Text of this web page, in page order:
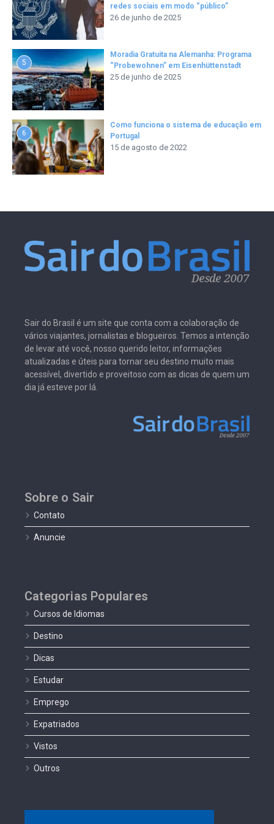
redes sociais em modo “público”
26 de junho de 2025
5
Moradia Gratuita na Alemanha: Programa
“Probewohnen” em Eisenhüttenstadt
25 de junho de 2025
6
Como funciona o sistema de educação em
Portugal
15 de agosto de 2022
Sair do Brasil é um site que conta com a colaboração de
vários viajantes, jornalistas e blogueiros. Temos a intenção
de levar até você, nosso querido leitor, informações
atualizadas e úteis para tornar seu destino muito mais
acessível, divertido e proveitoso com as dicas de quem um
dia já esteve por lá.
Sobre o Sair
Contato
Anuncie
Categorias Populares
Cursos de Idiomas
Destino
Dicas
Estudar
Emprego
Expatriados
Vistos
Outros